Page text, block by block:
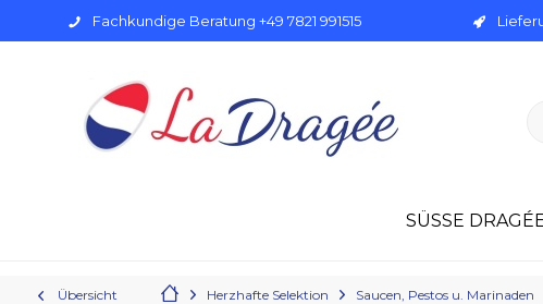
Fachkundige Beratung +49 7821 991515
SÜSSE
Übersicht Herzhafte Selektion Saucen, Pestos u. Marinaden